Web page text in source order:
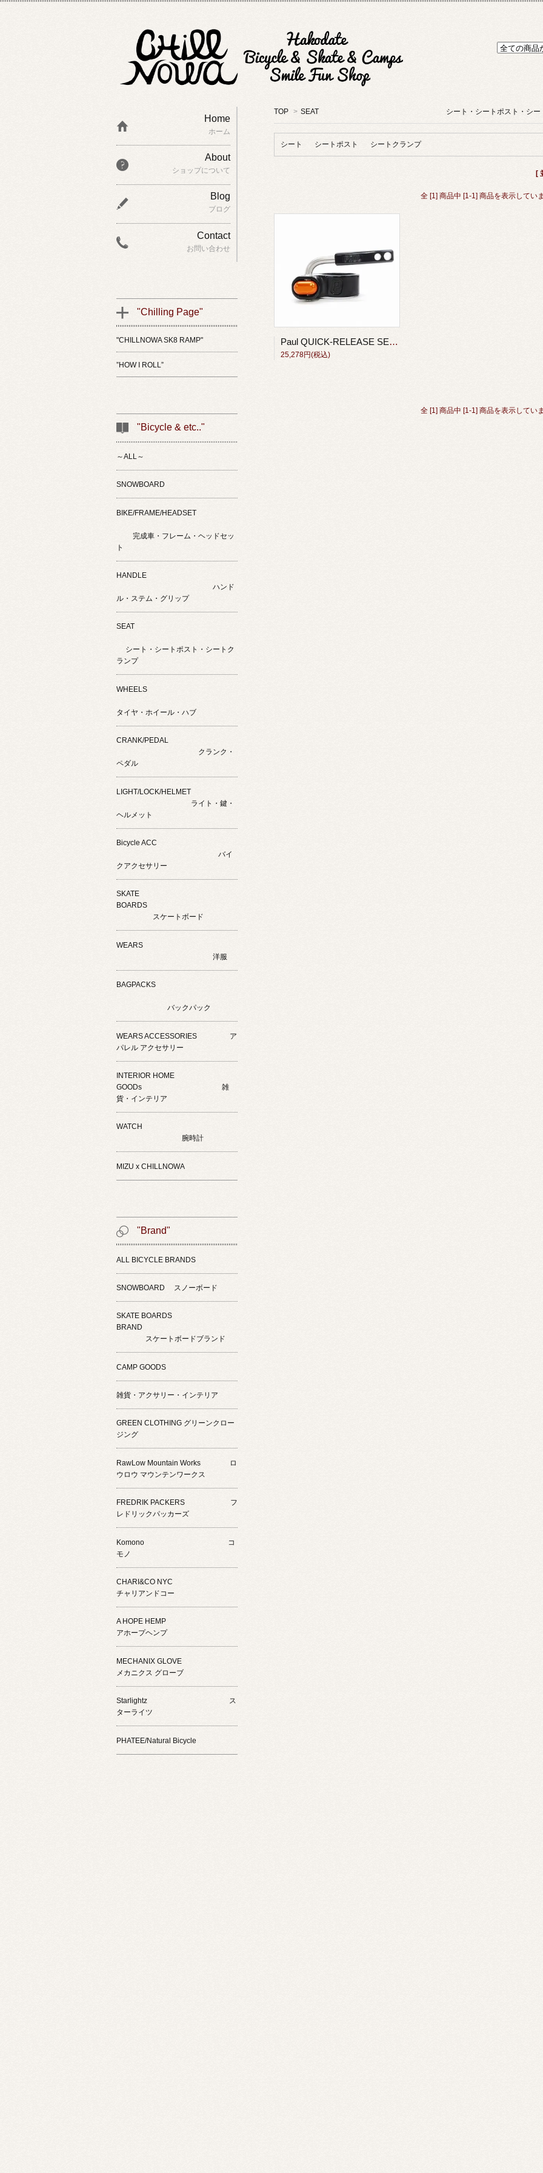
TOP > SEAT シート・シートポスト・シートク
シート シートポスト シートクランプ
[
全 [1] 商品中 [1-1] 商品を表示してい
Paul QUICK-RELEASE SEAT COLLOR Black/Orange
25,278円(税込)
全 [1] 商品中 [1-1] 商品を表示してい
Home
ホーム
About
ショップについて
Blog
ブログ
Contact
お問い合わせ
"Chilling Page"
"CHILLNOWA SK8 RAMP"
”HOW I ROLL”
"Bicycle & etc.."
～ALL～
SNOWBOARD
BIKE/FRAME/HEADSET
完成車・フレーム・ヘッドセッ
ト
HANDLE
ハンド
ル・ステム・グリップ
SEAT
シート・シートポスト・シートク
ランプ
WHEELS
タイヤ・ホイール・ハブ
CRANK/PEDAL
クランク・
ペダル
LIGHT/LOCK/HELMET
ライト・鍵・
ヘルメット
Bicycle ACC
バイ
クアクセサリー
SKATE
BOARDS
スケートボード
WEARS
洋服
BAGPACKS
バックパック
WEARS ACCESSORIES ア
パレル アクセサリー
INTERIOR HOME
GOODs 雑
貨・インテリア
WATCH
腕時計
MIZU x CHILLNOWA
"Brand"
ALL BICYCLE BRANDS
SNOWBOARD スノーボード
SKATE BOARDS
BRAND
スケートボードブランド
CAMP GOODS
雑貨・アクサリー・インテリア
GREEN CLOTHING グリーンクロー
ジング
RawLow Mountain Works ロ
ウロウ マウンテンワークス
FREDRIK PACKERS フ
レドリックパッカーズ
Komono コ
モノ
CHARI&CO NYC
チャリアンドコー
A HOPE HEMP
アホープヘンプ
MECHANIX GLOVE
メカニクス グローブ
Starlightz ス
ターライツ
PHATEE/Natural Bicycle